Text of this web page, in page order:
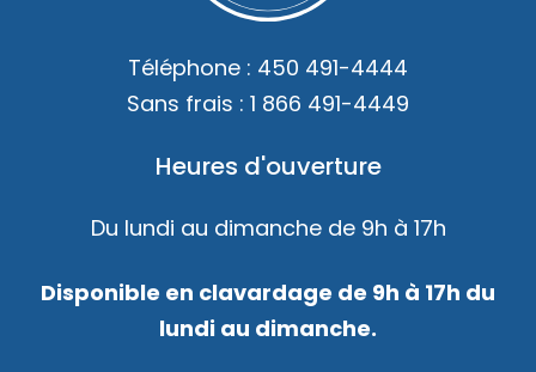
Téléphone : 450 491-4444
Sans frais : 1 866 491-4449
Heures d'ouverture
Du lundi au dimanche de 9h à 17h
Disponible en clavardage de 9h à 17h du
lundi au dimanche.